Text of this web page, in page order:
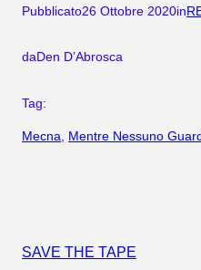
Pubblicato26 Ottobre 2020in
daDen D’Abrosca
Tag:
Mecna Mentre Nessuno
SAVE THE TAPE